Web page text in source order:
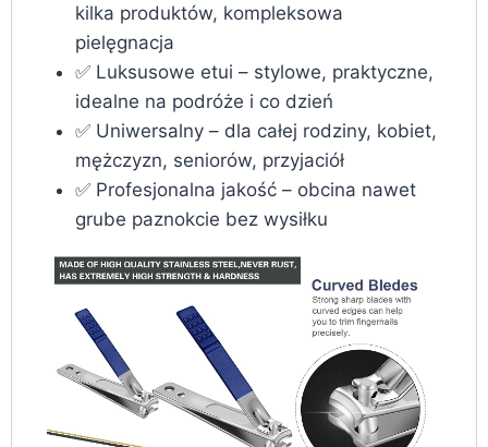
kilka produktów, kompleksowa
pielęgnacja
✅ Luksusowe etui – stylowe, praktyczne,
idealne na podróże i co dzień
✅ Uniwersalny – dla całej rodziny, kobiet,
mężczyzn, seniorów, przyjaciół
✅ Profesjonalna jakość – obcina nawet
grube paznokcie bez wysiłku